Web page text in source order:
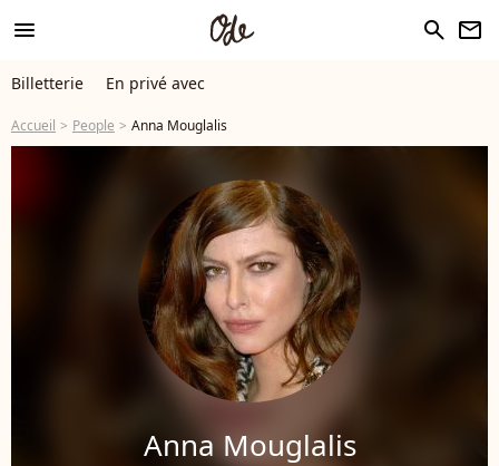
menu search newsletter
Billetterie En privé avec
Accueil People Anna Mouglalis
Anna Mouglalis